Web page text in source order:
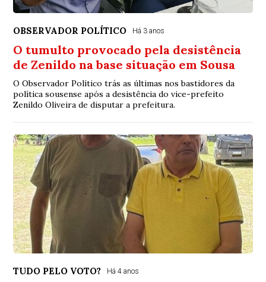
OBSERVADOR POLÍTICO Há 3 anos
O tumulto provocado pela desistência
de Zenildo na base situação em Sousa
O Observador Político trás as últimas nos bastidores da
política sousense após a desistência do vice-prefeito
Zenildo Oliveira de disputar a prefeitura.
TUDO PELO VOTO? Há 4 anos